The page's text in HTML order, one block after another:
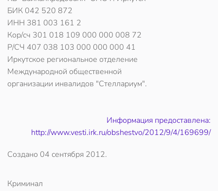
БИК 042 520 872
ИНН 381 003 161 2
Кор/сч 301 018 109 000 000 008 72
Р/СЧ 407 038 103 000 000 000 41
Иркутское региональное отделение
Международной общественной
организации инвалидов "Стеллариум".
Информация предоставлена:
http://www.vesti.irk.ru/obshestvo/2012/9/4/169699/
Создано 04 сентября 2012.
Криминал